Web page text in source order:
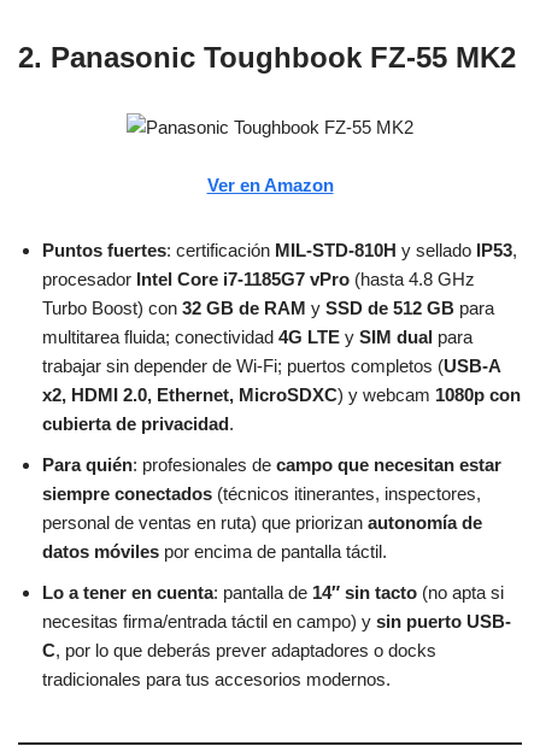
2. Panasonic Toughbook FZ-55 MK2
Ver en Amazon
Puntos fuertes: certificación MIL-STD-810H y sellado IP53,
procesador Intel Core i7-1185G7 vPro (hasta 4.8 GHz
Turbo Boost) con 32 GB de RAM y SSD de 512 GB para
multitarea fluida; conectividad 4G LTE y SIM dual para
trabajar sin depender de Wi-Fi; puertos completos (USB-A
x2, HDMI 2.0, Ethernet, MicroSDXC) y webcam 1080p con
cubierta de privacidad.
Para quién: profesionales de campo que necesitan estar
siempre conectados (técnicos itinerantes, inspectores,
personal de ventas en ruta) que priorizan autonomía de
datos móviles por encima de pantalla táctil.
Lo a tener en cuenta: pantalla de 14″ sin tacto (no apta si
necesitas firma/entrada táctil en campo) y sin puerto USB-
C, por lo que deberás prever adaptadores o docks
tradicionales para tus accesorios modernos.